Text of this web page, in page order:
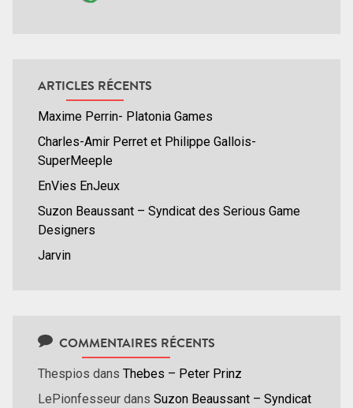
ARTICLES RÉCENTS
Maxime Perrin- Platonia Games
Charles-Amir Perret et Philippe Gallois-
SuperMeeple
EnVies EnJeux
Suzon Beaussant – Syndicat des Serious Game
Designers
Jarvin
COMMENTAIRES RÉCENTS
Thespios dans Thebes – Peter Prinz
LePionfesseur dans Suzon Beaussant – Syndicat